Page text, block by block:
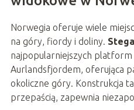
Norwegia oferuje wiele
na góry, fiordy i doliny.
najpopularniejszych platform
Aurlandsfjordem, oferująca
okoliczne góry. Konstrukcja
przepaścią, zapewnia